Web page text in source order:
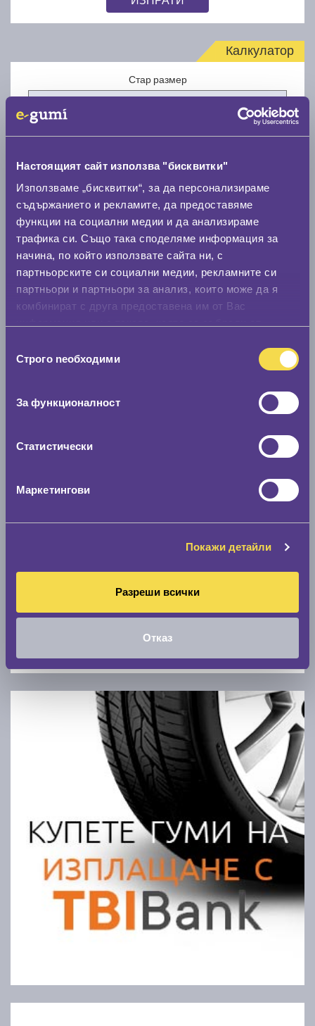
Настоящият сайт използва "бисквитки"
Използваме „бисквитки“, за да персонализираме
съдържанието и рекламите, да предоставяме
функции на социални медии и да анализираме
трафика си. Също така споделяме информация за
начина, по който използвате сайта ни, с
партньорските си социални медии, рекламните си
партньори и партньори за анализ, които може да я
комбинират с друга предоставена им от Вас
наСтрого nеобходими
За функционалност
Статистически
Маркетингови
Покажи детайли
Разреши всички
Отказ
Калкулатор
Стар размер
Нов размер
Стар размер
По марка автомобил